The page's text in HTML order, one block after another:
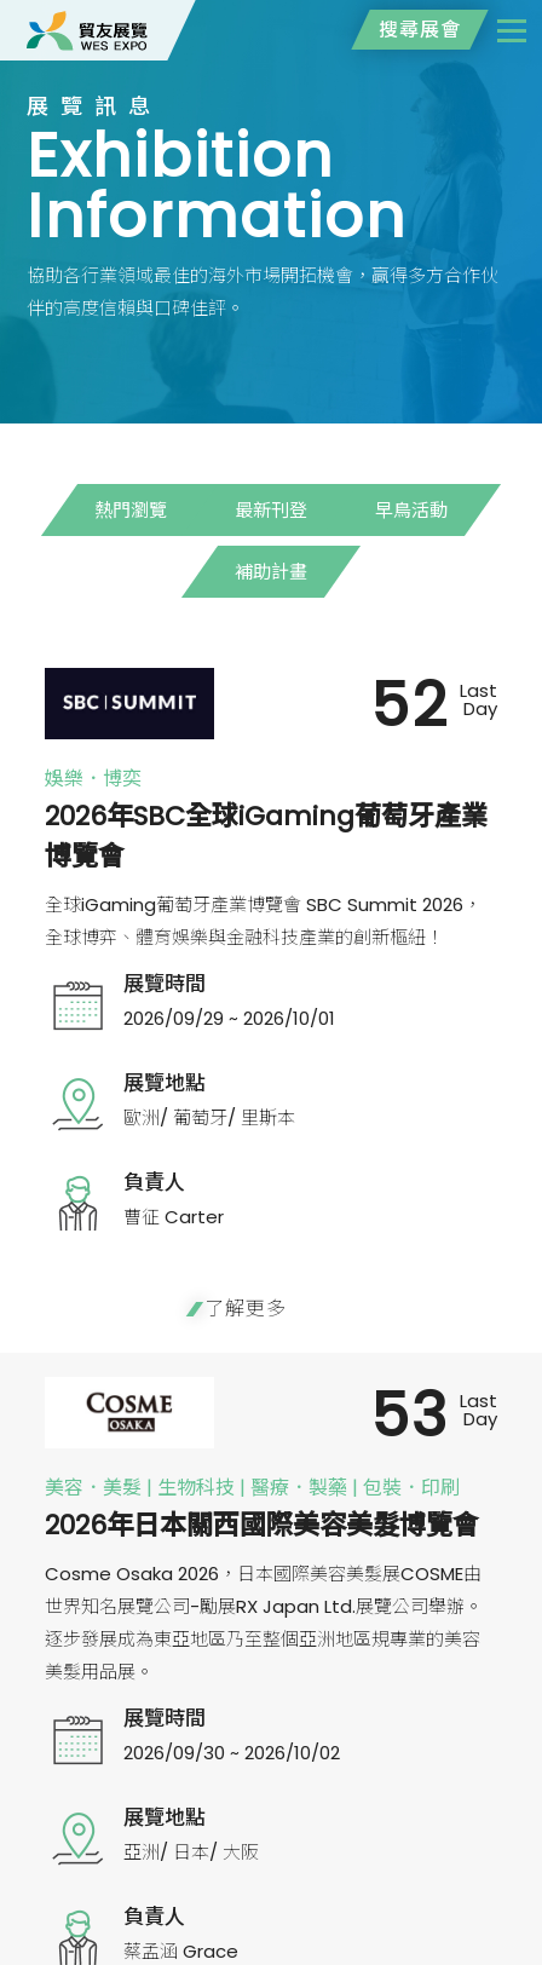
搜尋展會
展覽訊息
Exhibition
Information
協助各行業領域最佳的海外市場開拓機會，贏得多方合作伙
伴的高度信賴與口碑佳評。
熱門瀏覽 最新刊登 早鳥活動
補助計畫
娛樂．博奕
2026年SBC全球iGaming葡萄牙產業
博覽會
全球iGaming葡萄牙產業博覽會 SBC Summit 2026，
全球博弈、體育娛樂與金融科技產業的創新樞紐！
展覽時間
2026/09/29 ~ 2026/10/01
展覽地點
歐洲/ 葡萄牙/ 里斯本
負責人
曹征 Carter
52 Last
Day
了解更多
美容．美髮 | 生物科技 | 醫療．製藥 | 包裝．印刷
2026年日本關西國際美容美髮博覽會
Cosme Osaka 2026，日本國際美容美髮展COSME由
世界知名展覽公司-勵展RX Japan Ltd.展覽公司舉辦。
逐步發展成為東亞地區乃至整個亞洲地區規專業的美容
美髮用品展。
展覽時間
2026/09/30 ~ 2026/10/02
展覽地點
亞洲/ 日本/ 大阪
負責人
蔡孟涵 Grace
53 Last
Day